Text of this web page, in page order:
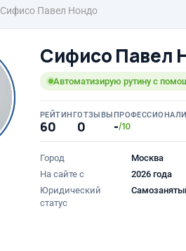
Сифисо Павел Нондо
Сифисо Павел
Автоматизирую рутину с
РЕЙТИНГ
60
ОТЗЫВЫ
0 -/10
Город
Москва
На сайте с
2026 года
Юридический
статус